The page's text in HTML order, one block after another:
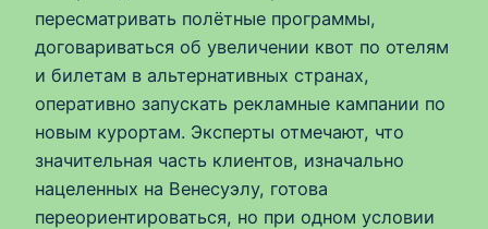
пересматривать полётные программы,
договариваться об увеличении квот по отелям
и билетам в альтернативных странах,
оперативно запускать рекламные кампании по
новым курортам. Эксперты отмечают, что
значительная часть клиентов, изначально
нацеленных на Венесуэлу, готова
переориентироваться, но при одном условии